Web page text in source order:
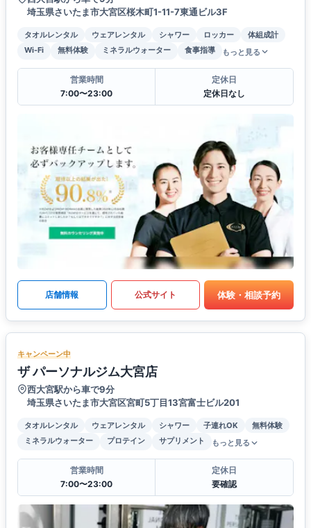
埼玉県さいたま市大宮区桜木町1-11-7東通ビル3F
タオルレンタル ウェアレンタル シャワー ロッカー
体組成計
Wi-Fi
無料体験 ミネラルウォーター 食事指導 もっと見る
営業時間
7:00〜23:00
定休日
定休日なし
店舗情報 公式サイト 体験・相談予約
キャンペーン中
ザ パーソナルジム大宮店
西大宮駅から車で9分
埼玉県さいたま市大宮区宮町5丁目13宮富士ビル201
タオルレンタル ウェアレンタル シャワー 子連れOK
無料体験
ミネラルウォーター
プロテイン サプリメント もっと見る
営業時間
7:00〜23:00
定休日
要確認